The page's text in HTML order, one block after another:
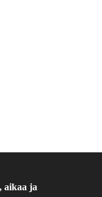
aikaa ja